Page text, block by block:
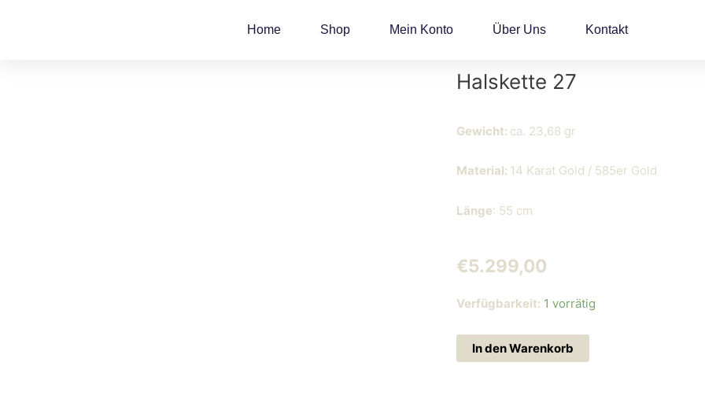
Home Shop Mein Konto Über Uns Kontakt
Halskette 27
Gewicht: ca. 23,68 gr
Material: 14 Karat Gold / 585er Gold
Länge: 55 cm
€5.299,00
Verfügbarkeit: 1 vorrätig
Halskette
Menge
In den Warenkorb